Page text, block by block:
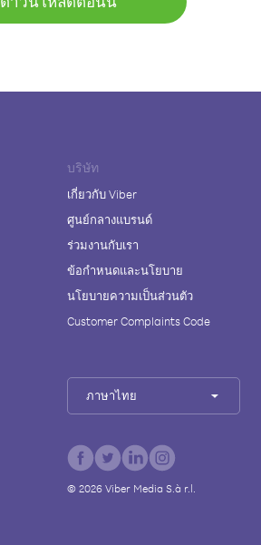
บริษัท
เกี่ยวกับ Viber
ศูนย์กลางแบรนด์
ร่วมงานกับเรา
ข้อกำหนดและนโยบาย
นโยบายความเป็นส่วนตัว
Customer Complaints Code
ภาษาไทย
© 2026Viber Media S.à r.l.